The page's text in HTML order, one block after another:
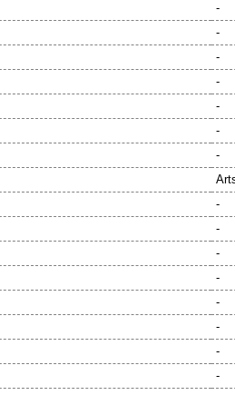
-
-
-
-
-
-
-
-
-
-
-
-
-
-
-